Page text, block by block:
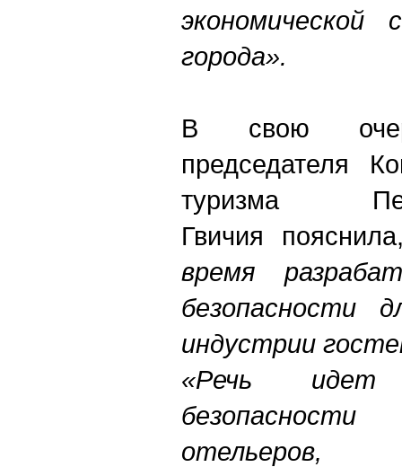
экономической
города».
В свою
председателя
туризма
Гвичия
время
безопасности
индустрии
«Речь
отельеров,